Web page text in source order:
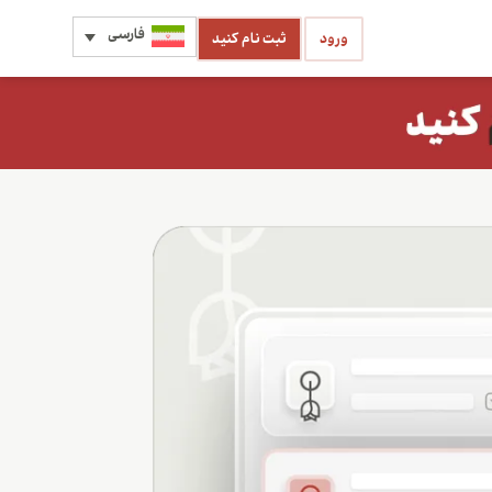
فارسی ثبت نام کنید ورود